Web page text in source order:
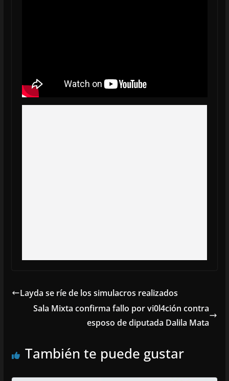
Layda se ríe de los simulacros realizados
Sala Mixta confirma fallo por vi0l4ción contra
esposo de diputada Dalila Mata
También te puede gustar